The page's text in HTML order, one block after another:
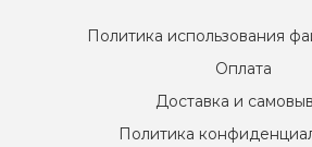
Политика использования
Оплата
Доставка и
Политика